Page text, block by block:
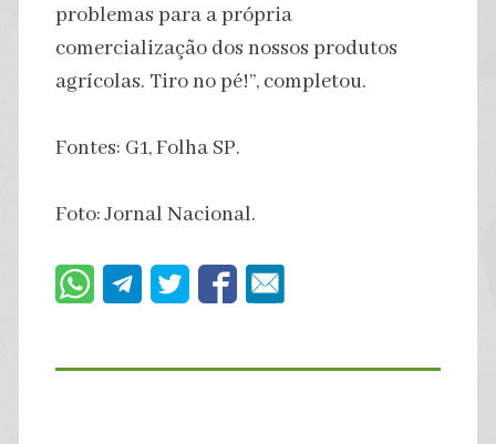
problemas para a própria
comercialização dos nossos produtos
agrícolas. Tiro no pé!”, completou.
Fontes: G1, Folha SP.
Foto: Jornal Nacional.